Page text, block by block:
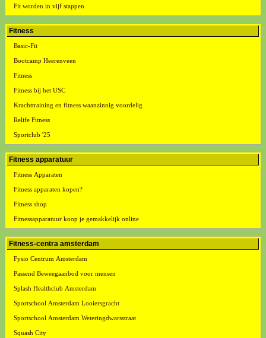
Fit worden in vijf stappen
Fitness
Basic-Fit
Bootcamp Heerenveen
Fitness
Fitness bij het USC
Krachttraining en fitness waanzinnig voordelig
Relife Fitness
Sportclub '25
Fitness apparatuur
Fitness Apparaten
Fitness apparaten kopen?
Fitness shop
Fitnessapparatuur koop je gemakkelijk online
Fitness-centra amsterdam
Fysio Centrum Amsterdam
Passend Beweegaanbod voor mensen
Splash Healthclub Amsterdam
Sportschool Amsterdam Looiersgracht
Sportschool Amsterdam Weteringdwarsstraat
Squash City